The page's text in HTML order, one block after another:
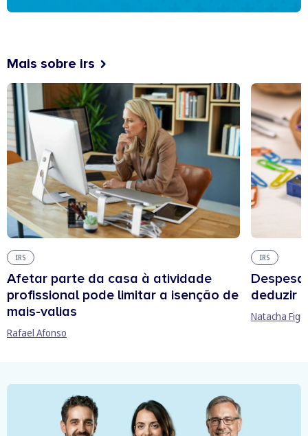
Mais sobre irs
IRS
Afetar parte da casa à atividade
profissional pode limitar a isenção de
mais-valias
Rafael Afonso
IRS
deduzir
Natacha